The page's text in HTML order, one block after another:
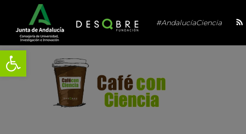
Abrir barra de herramientas
#AndalucíaCiencia